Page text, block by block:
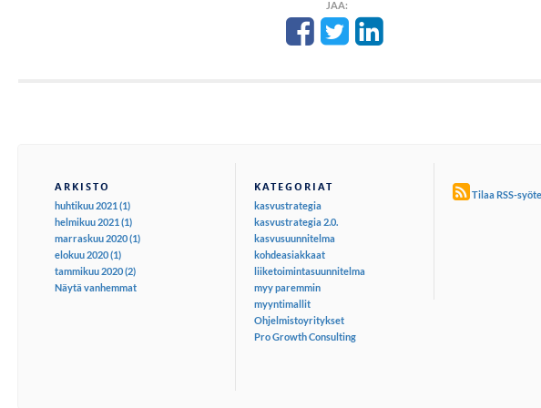
JAA:
ARKISTO
huhtikuu 2021 (1)
helmikuu 2021 (1)
marraskuu 2020 (1)
elokuu 2020 (1)
tammikuu 2020 (2)
Näytä vanhemmat
KATEGORIAT
kasvustrategia
kasvustrategia 2.0.
kasvusuunnitelma
kohdeasiakkaat
liiketoimintasuunnitelma
myy paremmin
myyntimallit
Ohjelmistoyritykset
Pro Growth Consulting
Tilaa RSS-syöte